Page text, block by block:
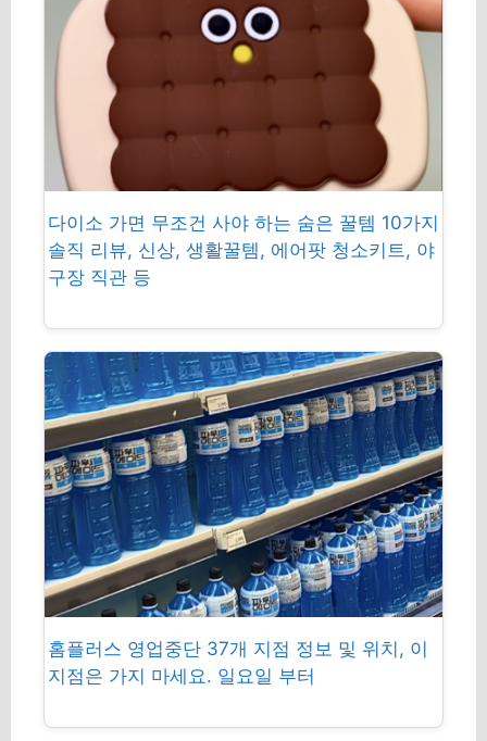
다이소 가면 무조건 사야 하는 숨은 꿀템 10가지
솔직 리뷰, 신상, 생활꿀템, 에어팟 청소키트, 야
구장 직관 등
홈플러스 영업중단 37개 지점 정보 및 위치, 이
지점은 가지 마세요. 일요일 부터